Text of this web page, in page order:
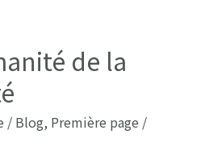
de la
/ Blog, Première page /